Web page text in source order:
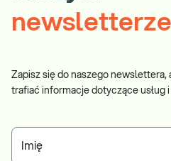
newsletterze
Zapisz się do naszego newslettera,
trafiać informacje dotyczące usług
Imię